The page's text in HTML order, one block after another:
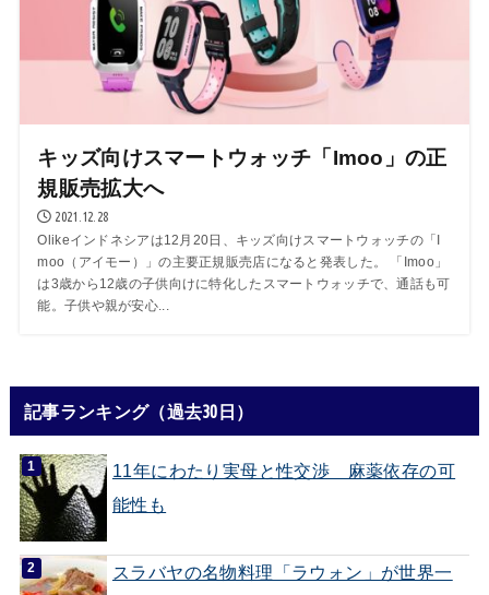
キッズ向けスマートウォッチ「Imoo」の正
規販売拡大へ
2021.12.28
Olikeインドネシアは12月20日、キッズ向けスマートウォッチの「I
moo（アイモー）」の主要正規販売店になると発表した。 「Imoo」
は3歳から12歳の子供向けに特化したスマートウォッチで、通話も可
能。子供や親が安心...
記事ランキング（過去30日）
11年にわたり実母と性交渉 麻薬依存の可
能性も
スラバヤの名物料理「ラウォン」が世界一